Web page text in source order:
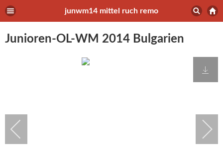
junwm14 mittel ruch remo
Junioren-OL-WM 2014 Bulgarien